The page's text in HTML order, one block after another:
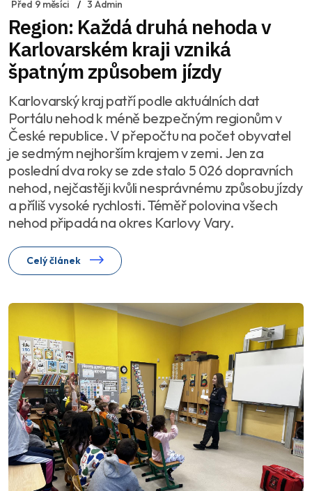
Před 9 měsíci 3 Admin
Region: Každá druhá nehoda v
Karlovarském kraji vzniká
špatným způsobem jízdy
Karlovarský kraj patří podle aktuálních dat
Portálu nehod k méně bezpečným regionům v
České republice. V přepočtu na počet obyvatel
je sedmým nejhorším krajem v zemi. Jen za
poslední dva roky se zde stalo 5 026 dopravních
nehod, nejčastěji kvůli nesprávnému způsobu jízdy
a příliš vysoké rychlosti. Téměř polovina všech
nehod připadá na okres Karlovy Vary.
Celý článek